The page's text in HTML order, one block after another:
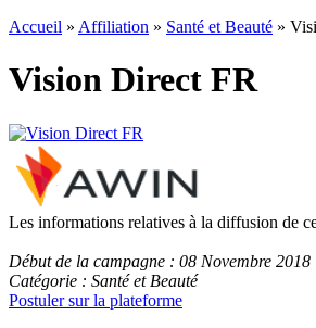
Accueil » Affiliation » Santé et Beauté »
Vision Direct FR
Les informations relatives à la diffusion de
Début de la campagne : 08 Novembre 2018
Catégorie : Santé et Beauté
Postuler sur la plateforme